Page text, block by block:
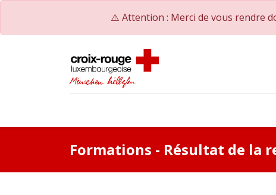
⚠️ Attention : Merci de vous rendre
Formations - Résultat de la